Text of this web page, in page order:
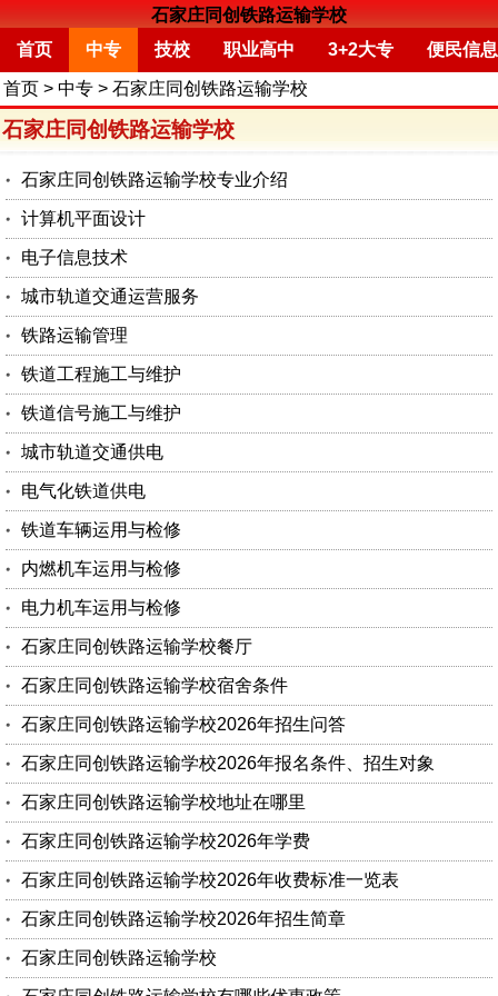
石家庄同创铁路运输学校
首页
中专 技校 职业高中 3+2大专 便民信息
首页 > 中专 > 石家庄同创铁路运输学校
石家庄同创铁路运输学校
石家庄同创铁路运输学校专业介绍
计算机平面设计
电子信息技术
城市轨道交通运营服务
铁路运输管理
铁道工程施工与维护
铁道信号施工与维护
城市轨道交通供电
电气化铁道供电
铁道车辆运用与检修
内燃机车运用与检修
电力机车运用与检修
石家庄同创铁路运输学校餐厅
石家庄同创铁路运输学校宿舍条件
石家庄同创铁路运输学校2026年招生问答
石家庄同创铁路运输学校2026年报名条件、招生对象
石家庄同创铁路运输学校地址在哪里
石家庄同创铁路运输学校2026年学费
石家庄同创铁路运输学校2026年收费标准一览表
石家庄同创铁路运输学校2026年招生简章
石家庄同创铁路运输学校